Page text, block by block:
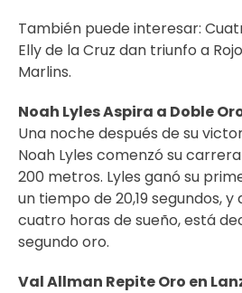
También puede interesar:
Elly de la Cruz dan triunfo a
Marlins.
Noah Lyles Aspira a Doble
Una noche después de su
Noah Lyles comenzó su
200 metros. Lyles ganó su
un tiempo de 20,19 segundos,
cuatro horas de sueño, está
segundo oro.
Val Allman Repite Oro en